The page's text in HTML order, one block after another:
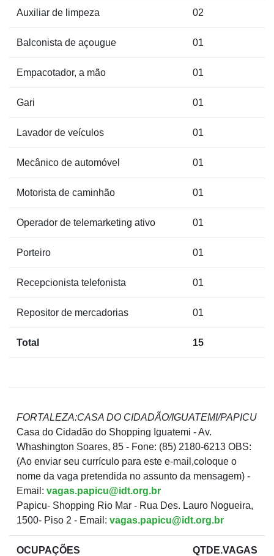
Auxiliar de limpeza 02
Balconista de açougue 01
Empacotador, a mão 01
Gari 01
Lavador de veículos 01
Mecânico de automóvel 01
Motorista de caminhão 01
Operador de telemarketing ativo 01
Porteiro 01
Recepcionista telefonista 01
Repositor de mercadorias 01
Total 15
FORTALEZA:CASA DO CIDADÃO/IGUATEMI/PAPICU
Casa do Cidadão do Shopping Iguatemi - Av.
Whashington Soares, 85 - Fone: (85) 2180-6213 OBS:
(Ao enviar seu currículo para este e-mail,coloque o
nome da vaga pretendida no assunto da mensagem) -
Email: vagas.papicu@idt.org.br
Papicu- Shopping Rio Mar - Rua Des. Lauro Nogueira,
1500- Piso 2 - Email: vagas.papicu@idt.org.br
OCUPAÇÕES QTDE.VAGAS